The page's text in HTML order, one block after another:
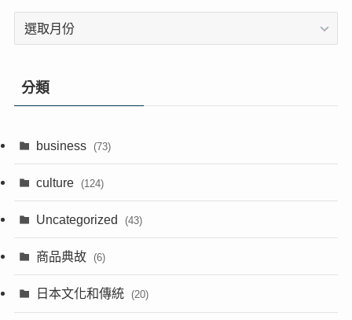
彙
分類
business (73)
culture (124)
Uncategorized (43)
商品典故 (6)
日本文化和傳統 (20)